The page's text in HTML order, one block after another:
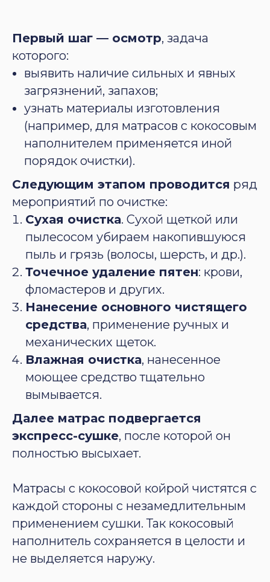
Первый шаг — осмотр, задача
которого:
выявить наличие сильных и явных
загрязнений, запахов;
узнать материалы изготовления
(например, для матрасов с кокосовым
наполнителем применяется иной
порядок очистки).
Следующим этапом проводится ряд
мероприятий по очистке:
Сухая очистка. Сухой щеткой или
пылесосом убираем накопившуюся
пыль и грязь (волосы, шерсть, и др.).
Точечное удаление пятен: крови,
фломастеров и других.
Нанесение основного чистящего
средства, применение ручных и
механических щеток.
Влажная очистка, нанесенное
моющее средство тщательно
вымывается.
Далее матрас подвергается
экспресс-сушке, после которой он
полностью высыхает.
Матрасы с кокосовой койрой чистятся с
каждой стороны с незамедлительным
применением сушки. Так кокосовый
наполнитель сохраняется в целости и
не выделяется наружу.